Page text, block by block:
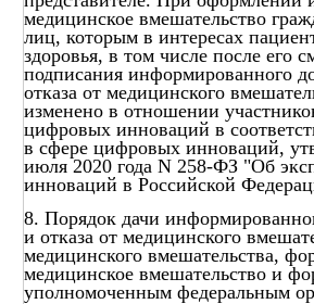
медицинское вмешательство
лиц, которым в интересах
здоровья, в том числе после его
подписания информированного
отказа от медицинского
изменено в отношении
цифровых инноваций в
в сфере цифровых инноваций,
июля 2020 года N 258-ФЗ "Об
инноваций в Российской
8. Порядок дачи
и отказа от медицинского
медицинского вмешательства,
медицинское вмешательство и
уполномоченным федеральным